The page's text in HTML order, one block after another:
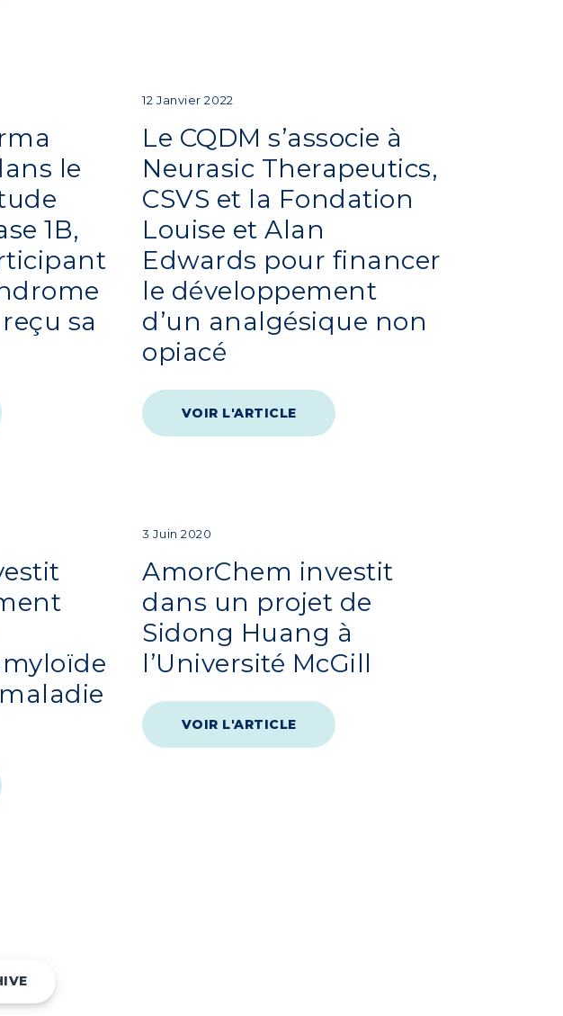
le
1B,
sa
12 Janvier 2022
Le CQDM s’associe à
Neurasic Therapeutics,
CSVS et la Fondation
Louise et Alan
Edwards pour financer
le développement
d’un analgésique non
opiacé
VOIR L'ARTICLE
3 Juin 2020
AmorChem investit
dans un projet de
Sidong Huang à
l’Université McGill
VOIR L'ARTICLE